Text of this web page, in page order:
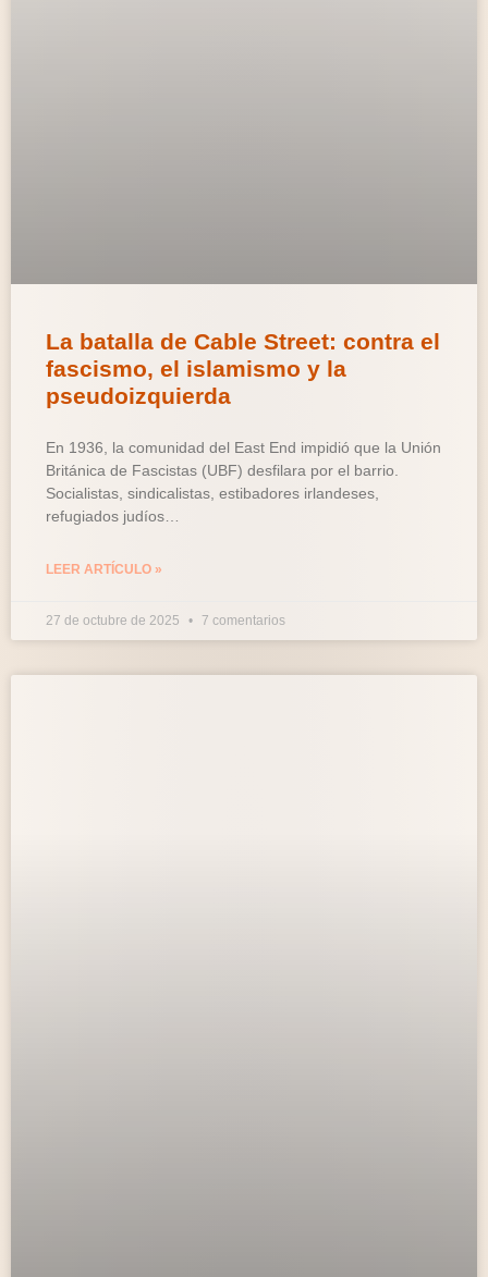
La batalla de Cable Street: contra el
fascismo, el islamismo y la
pseudoizquierda
En 1936, la comunidad del East End impidió que la Unión
Británica de Fascistas (UBF) desfilara por el barrio.
Socialistas, sindicalistas, estibadores irlandeses,
refugiados judíos…
LEER ARTÍCULO »
27 de octubre de 2025 7 comentarios